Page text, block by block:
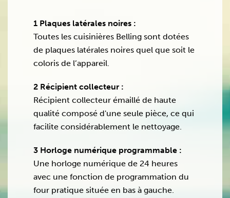
1 Plaques latérales noires :
Toutes les cuisinières Belling sont dotées
de plaques latérales noires quel que soit le
coloris de l’appareil.
2 Récipient collecteur :
Récipient collecteur émaillé de haute
qualité composé d'une seule pièce, ce qui
facilite considérablement le nettoyage.
3 Horloge numérique programmable :
Une horloge numérique de 24 heures
avec une fonction de programmation du
four pratique située en bas à gauche.